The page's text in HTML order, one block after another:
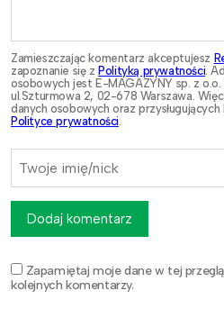
Zamieszczając komentarz akceptujesz
zapoznanie się z Polityką prywatności.
osobowych jest E-MAGAZYNY sp. z
ul.Szturmowa 2, 02-678 Warszawa.
danych osobowych oraz
Polityce prywatności.
Zapamiętaj moje dane w tej
kolejnych komentarzy.
Dodaj komentarz